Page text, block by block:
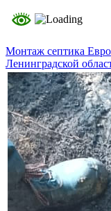
Монтаж септика
Ленинградской